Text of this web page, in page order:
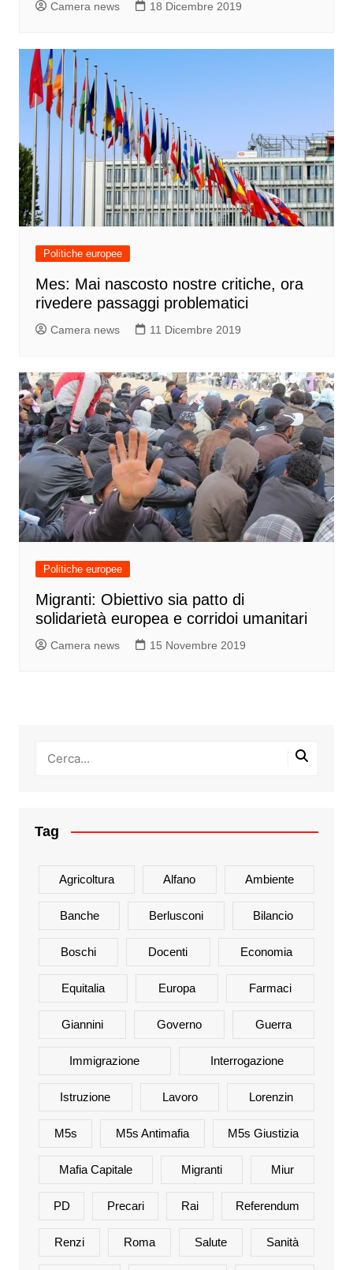
Camera news 18 Dicembre 2019
Politiche europee
Mes: Mai nascosto nostre critiche, ora
rivedere passaggi problematici
Camera news 11 Dicembre 2019
Politiche europee
Migranti: Obiettivo sia patto di
solidarietà europea e corridoi umanitari
Camera news 15 Novembre 2019
Tag
Agricoltura Alfano Ambiente
Banche Berlusconi Bilancio
Boschi Docenti Economia
Equitalia Europa Farmaci
Giannini Governo Guerra
Immigrazione Interrogazione
Istruzione Lavoro Lorenzin
M5s M5s Antimafia M5s Giustizia
Mafia Capitale Migranti Miur
PD Precari Rai Referendum
Renzi Roma Salute Sanità